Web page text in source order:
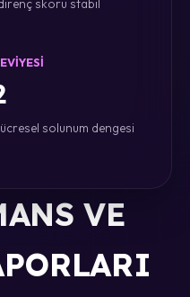
skoru stabil
solunum dengesi
VE